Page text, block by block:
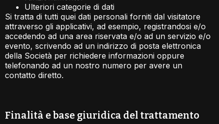
Ulteriori categorie di dati
Si tratta di tutti quei dati personali forniti dal visitatore
attraverso gli applicativi, ad esempio, registrandosi e/o
accedendo ad una area riservata e/o ad un servizio e/o
evento, scrivendo ad un indirizzo di posta elettronica
della Società per richiedere informazioni oppure
telefonando ad un nostro numero per avere un
contatto diretto.
Finalità e base giuridica del trattamento​